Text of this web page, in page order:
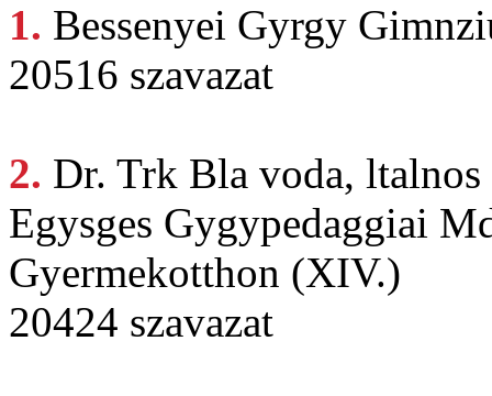
1. Bessenyei Gyrgy
20516 szavazat
2. Dr. Trk Bla voda,
Egysges Gygypedaggiai
Gyermekotthon (XIV.)
20424 szavazat